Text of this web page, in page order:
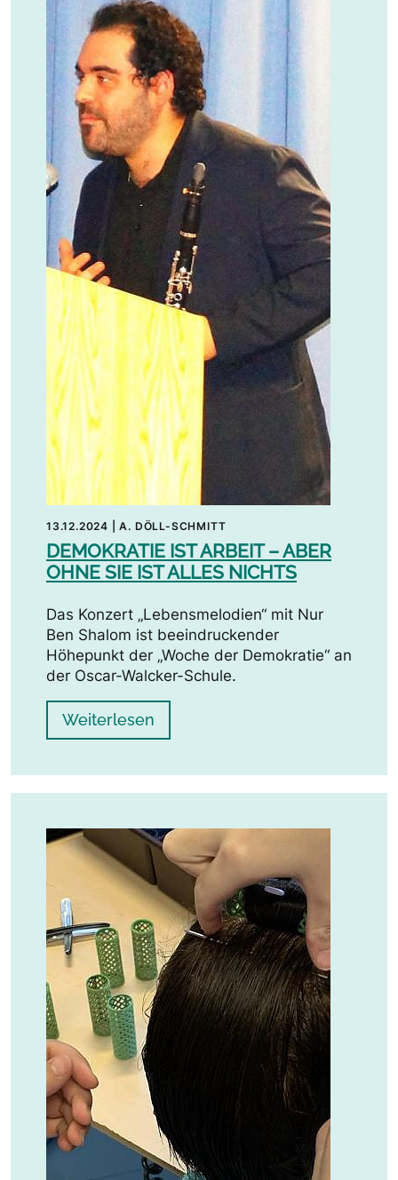
13.12.2024 |A. DÖLL-SCHMITT
DEMOKRATIE IST ARBEIT – ABER
OHNE SIE IST ALLES NICHTS
Das Konzert „Lebensmelodien“ mit Nur
Ben Shalom ist beeindruckender
Höhepunkt der „Woche der Demokratie“ an
der Oscar-Walcker-Schule.
Weiterlesen